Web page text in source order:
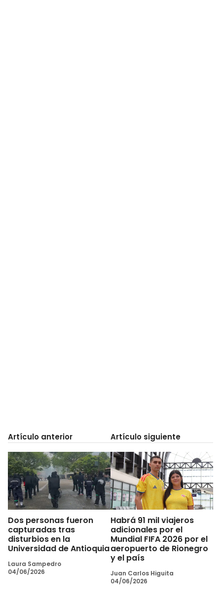
Artículo anterior
Dos personas fueron
capturadas tras
disturbios en la
Universidad de Antioquia
Laura Sampedro
04/06/2026
Artículo siguiente
Habrá 91 mil viajeros
adicionales por el
Mundial FIFA 2026 por el
aeropuerto de Rionegro
y el país
Juan Carlos Higuita
04/06/2026